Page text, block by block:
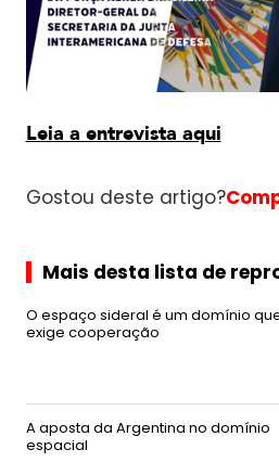
l
r
a
n
t
a
C
a
r
Mais desta lista de
O espaço sideral é um domínio
exige cooperação
A aposta da Argentina no domínio
espacial
Leia a entrevista aqui
Gostou deste artigo?